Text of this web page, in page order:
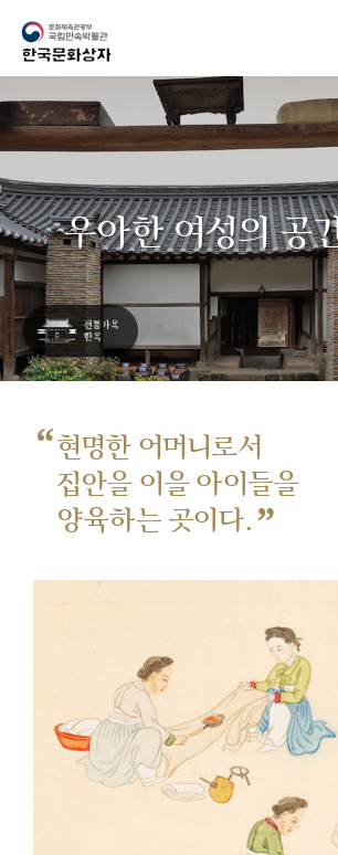
우아한 여성의 공
“현명한 어머니로서
집안을 이을 아이들을
양육하는 곳이다. ”